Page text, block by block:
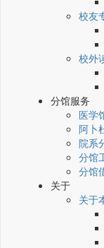
校友
校外
分馆服务
医学
阿卜
院系
分馆
分馆
关于
关于